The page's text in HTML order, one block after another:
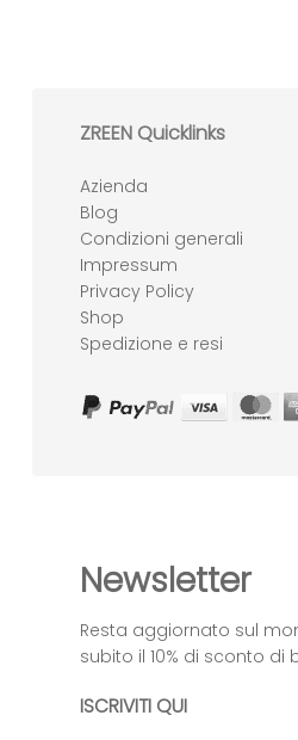
ZREEN Quicklinks
Azienda
Blog
Condizioni generali
Impressum
Privacy Policy
Shop
Spedizione e resi
Newsletter
Resta aggiornato sul
subito il 10% di sconto di
ISCRIVITI QUI